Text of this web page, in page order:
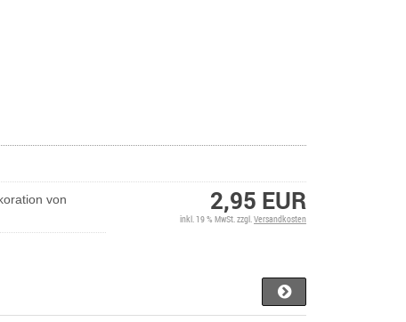
von
2,95 EUR
inkl. 19 % MwSt. zzgl.Versandkosten